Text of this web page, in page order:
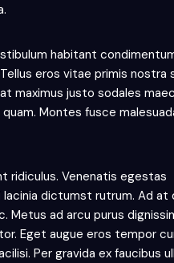
habitant
eros vitae primis nostra
maximus justo sodales
Montes fusce
ridiculus. Venenatis egestas
dictumst rutrum. Ad at
Metus ad arcu purus
Eget augue eros tempor
Per gravida ex faucibus